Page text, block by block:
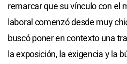
remarcar que su vínculo con el
laboral comenzó desde muy
buscó poner en contexto una
la exposición, la exigencia y la